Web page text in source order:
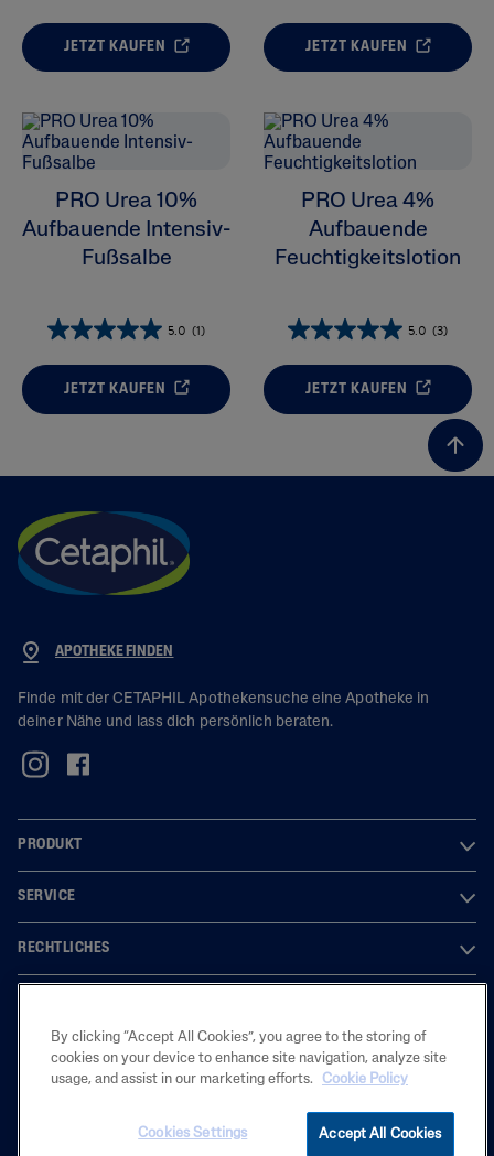
Produktkategorie
JETZT KAUFEN JETZT KAUFEN
PRO Urea 10%
Aufbauende Intensiv-
Fußsalbe
5.0 (1)
JETZT KAUFEN
PRO Urea 4%
Aufbauende
Feuchtigkeitslotion
5.0 (3)
JETZT KAUFEN
APOTHEKE FINDEN
Finde mit der CETAPHIL Apothekensuche eine Apotheke in
deiner Nähe und lass dich persönlich beraten.
PRODUKT
SERVICE
RECHTLICHES
2025 Galderma Laboratorium GmbH. Alle Marken sind Eigentum der
Galderma S.A. Der Inhalt ist ausschließlich für den deutschen Markt
bestimmt.
By clicking “Accept All Cookies”, you agree to the storing of
cookies on your device to enhance site navigation, analyze site
usage, and assist in our marketing efforts.
Cookie Policy
Cookies Settings Accept All Cookies